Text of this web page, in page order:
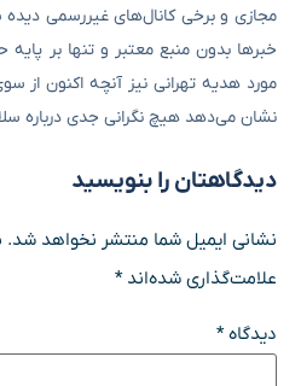
مجازی و برخی کانال‌های غیررسمی دیده
خبرها بدون منبع معتبر و تنها بر
مورد هدیه تهرانی نیز آنچه اکنون از
نشان می‌دهد هیچ نگرانی جدی درباره
دیدگاهتان را بنویسید
نشانی ایمیل شما منتشر نخواهد شد.
علامت‌گذاری شده‌اند*
دیدگاه*